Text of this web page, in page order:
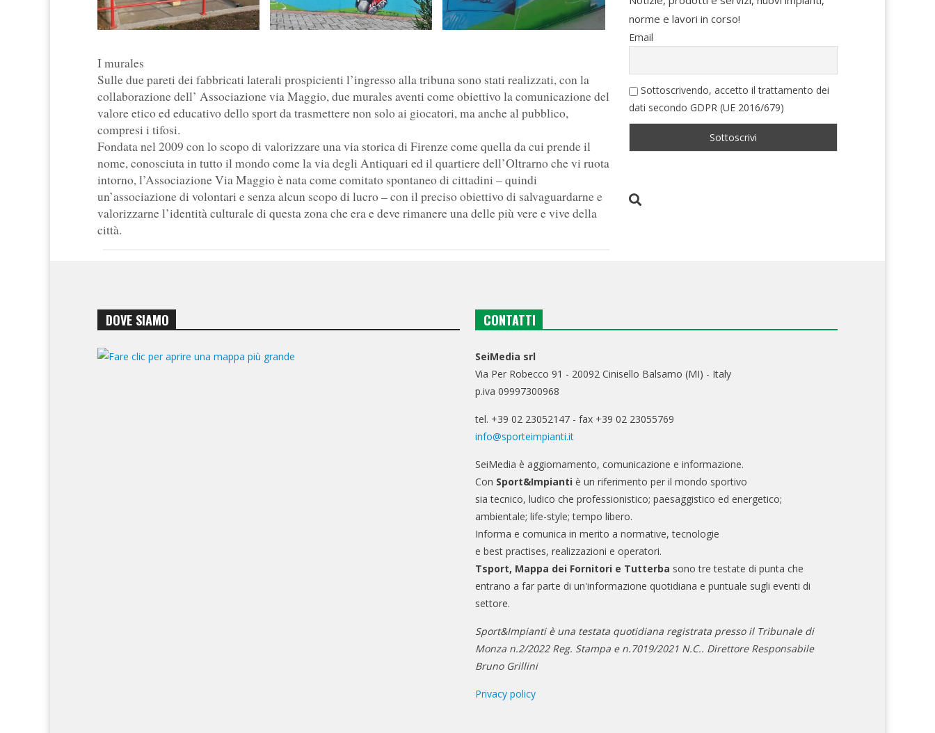
I murales
Sulle due pareti dei fabbricati laterali prospicienti l’ingresso alla tribuna sono stati realizzati, con la
collaborazione dell’ Associazione via Maggio, due murales aventi come obiettivo la comunicazione del
valore etico ed educativo dello sport da trasmettere non solo ai giocatori, ma anche al pubblico,
compresi i tifosi.
Fondata nel 2009 con lo scopo di valorizzare una via storica di Firenze come quella da cui prende il
nome, conosciuta in tutto il mondo come la via degli Antiquari ed il quartiere dell’Oltrarno che vi ruota
intorno, l’Associazione Via Maggio è nata come comitato spontaneo di cittadini – quindi
un’associazione di volontari e senza alcun scopo di lucro – con il preciso obiettivo di salvaguardarne e
valorizzarne l’identità culturale di questa zona che era e deve rimanere una delle più vere e vive della
città.
norme e lavori in corso!
Email
Sottoscrivendo, accetto il trattamento dei
dati secondo GDPR (UE 2016/679)
DOVE SIAMO CONTATTI
SeiMedia srl
Via Per Robecco 91 - 20092 Cinisello Balsamo (MI) - Italy
p.iva 09997300968
tel. +39 02 23052147 - fax +39 02 23055769
info@sporteimpianti.it
SeiMedia è aggiornamento, comunicazione e informazione.
Con Sport&Impianti è un riferimento per il mondo sportivo
sia tecnico, ludico che professionistico; paesaggistico ed energetico;
ambientale; life-style; tempo libero.
Informa e comunica in merito a normative, tecnologie
e best practises, realizzazioni e operatori.
Tsport, Mappa dei Fornitori e Tutterba sono tre testate di punta che
entrano a far parte di un'informazione quotidiana e puntuale sugli eventi di
settore.
Sport&Impianti è una testata quotidiana registrata presso il Tribunale di
Monza n.2/2022 Reg. Stampa e n.7019/2021 N.C.. Direttore Responsabile
Bruno Grillini
Privacy policy